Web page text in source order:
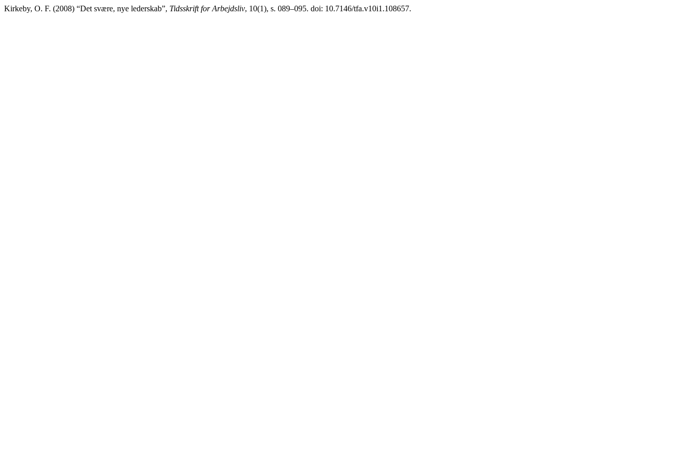
Kirkeby, O. F. (2008) “Det svære, nye lederskab”, Tidsskrift for Arbejdsliv, 10(1), s. 089–095. doi: 10.7146/tfa.v10i1.108657.